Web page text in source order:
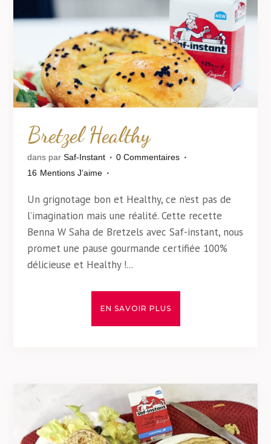
Bretzel Healthy
dans parSaf-Instant
0 Commentaires
16 Mentions J’aime
Un grignotage bon et Healthy, ce n’est pas de
l’imagination mais une réalité. Cette recette
Benna W Saha de Bretzels avec Saf-instant, nous
promet une pause gourmande certifiée 100%
délicieuse et Healthy !...
EN SAVOIR PLUS